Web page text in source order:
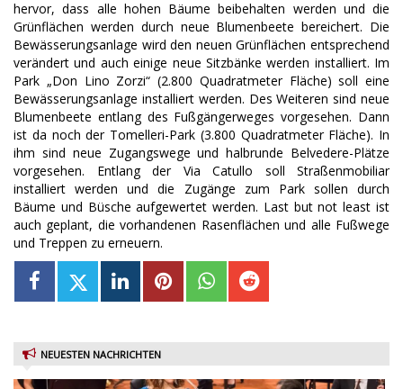
hervor, dass alle hohen Bäume beibehalten werden und die
Grünflächen werden durch neue Blumenbeete bereichert. Die
Bewässerungsanlage wird den neuen Grünflächen entsprechend
verändert und auch einige neue Sitzbänke werden installiert. Im
Park „Don Lino Zorzi“ (2.800 Quadratmeter Fläche) soll eine
Bewässerungsanlage installiert werden. Des Weiteren sind neue
Blumenbeete entlang des Fußgängerweges vorgesehen. Dann
ist da noch der Tomelleri-Park (3.800 Quadratmeter Fläche). In
ihm sind neue Zugangswege und halbrunde Belvedere-Plätze
vorgesehen. Entlang der Via Catullo soll Straßenmobiliar
installiert werden und die Zugänge zum Park sollen durch
Bäume und Büsche aufgewertet werden. Last but not least ist
auch geplant, die vorhandenen Rasenflächen und alle Fußwege
und Treppen zu erneuern.
NEUESTEN NACHRICHTEN